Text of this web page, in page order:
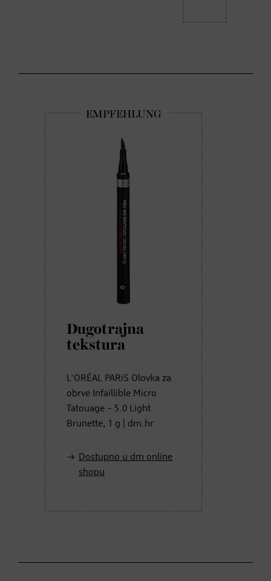
Dugotrajna
tekstura
L'ORÉAL PARiS Olovka za
obrve Infaillible Micro
Tatouage – 5.0 Light
Brunette, 1 g | dm.hr
Dostupno u dm online
shopu